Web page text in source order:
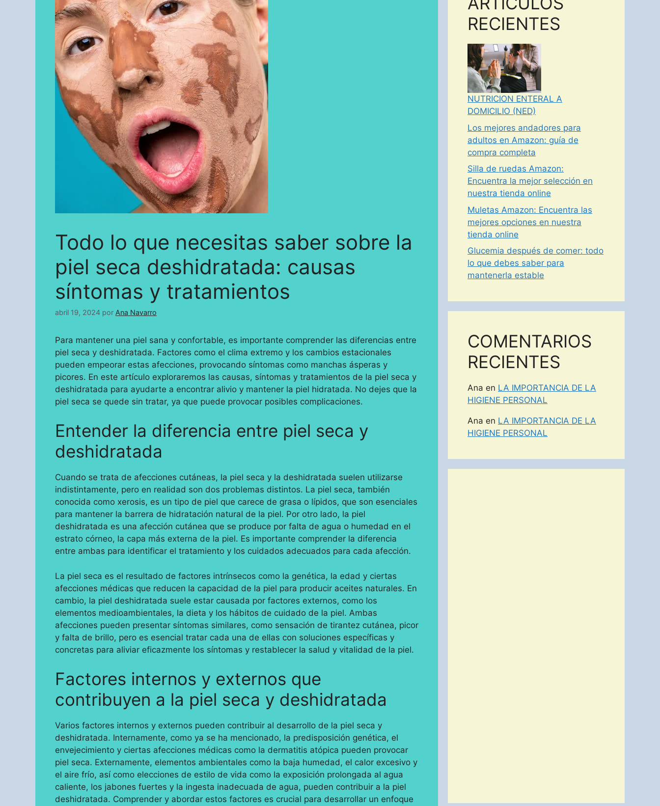
Todo lo que necesitas saber sobre la
piel seca deshidratada: causas
síntomas y tratamientos
abril 19, 2024 por Ana Navarro
Para mantener una piel sana y confortable, es importante comprender las diferencias entre
piel seca y deshidratada. Factores como el clima extremo y los cambios estacionales
pueden empeorar estas afecciones, provocando síntomas como manchas ásperas y
picores. En este artículo exploraremos las causas, síntomas y tratamientos de la piel seca y
deshidratada para ayudarte a encontrar alivio y mantener la piel hidratada. No dejes que la
piel seca se quede sin tratar, ya que puede provocar posibles complicaciones.
Entender la diferencia entre piel seca y
deshidratada
Cuando se trata de afecciones cutáneas, la piel seca y la deshidratada suelen utilizarse
indistintamente, pero en realidad son dos problemas distintos. La piel seca, también
conocida como xerosis, es un tipo de piel que carece de grasa o lípidos, que son esenciales
para mantener la barrera de hidratación natural de la piel. Por otro lado, la piel
deshidratada es una afección cutánea que se produce por falta de agua o humedad en el
estrato córneo, la capa más externa de la piel. Es importante comprender la diferencia
entre ambas para identificar el tratamiento y los cuidados adecuados para cada afección.
La piel seca es el resultado de factores intrínsecos como la genética, la edad y ciertas
afecciones médicas que reducen la capacidad de la piel para producir aceites naturales. En
cambio, la piel deshidratada suele estar causada por factores externos, como los
elementos medioambientales, la dieta y los hábitos de cuidado de la piel. Ambas
afecciones pueden presentar síntomas similares, como sensación de tirantez cutánea, picor
y falta de brillo, pero es esencial tratar cada una de ellas con soluciones específicas y
concretas para aliviar eficazmente los síntomas y restablecer la salud y vitalidad de la piel.
Factores internos y externos que
contribuyen a la piel seca y deshidratada
Varios factores internos y externos pueden contribuir al desarrollo de la piel seca y
deshidratada. Internamente, como ya se ha mencionado, la predisposición genética, el
envejecimiento y ciertas afecciones médicas como la dermatitis atópica pueden provocar
piel seca. Externamente, elementos ambientales como la baja humedad, el calor excesivo y
el aire frío, así como elecciones de estilo de vida como la exposición prolongada al agua
caliente, los jabones fuertes y la ingesta inadecuada de agua, pueden contribuir a la piel
deshidratada. Comprender y abordar estos factores es crucial para desarrollar un enfoque
RECIENTES
NUTRICION ENTERAL A
DOMICILIO (NED)
Los mejores andadores para
adultos en Amazon: guía de
compra completa
Silla de ruedas Amazon:
Encuentra la mejor selección en
nuestra tienda online
Muletas Amazon: Encuentra las
mejores opciones en nuestra
tienda online
Glucemia después de comer: todo
lo que debes saber para
mantenerla estable
COMENTARIOS
RECIENTES
Ana en LA IMPORTANCIA DE LA
HIGIENE PERSONAL
Ana en LA IMPORTANCIA DE LA
HIGIENE PERSONAL